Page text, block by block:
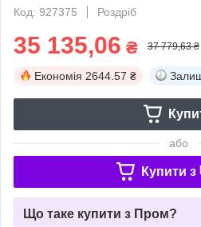
Код: 927375
Роздріб
35 135,06 ₴ 37 779,63 ₴
Економія 2644.57 ₴
або
Купити з
Що таке купити з Пром?